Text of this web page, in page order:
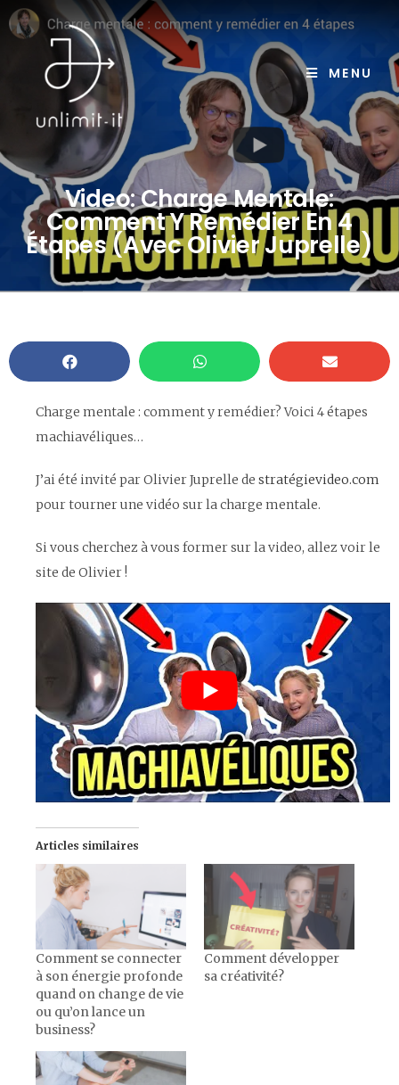
MENU
Video: Charge Mentale:
Comment Y Remédier En 4
Étapes (avec Olivier Juprelle)
Charge mentale : comment y remédier? Voici 4 étapes
machiavéliques…
J’ai été invité par Olivier Juprelle de stratégievideo.com
pour tourner une vidéo sur la charge mentale.
Si vous cherchez à vous former sur la video, allez voir le
site de Olivier !
Articles similaires
Comment se connecter
à son énergie profonde
quand on change de vie
ou qu’on lance un
business?
Comment développer
sa créativité?